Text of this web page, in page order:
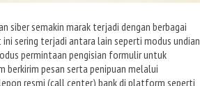
siber semakin marak terjadi dengan berbagai
sering terjadi antara lain seperti modus undian
permintaan pengisian formulir untuk
pesan serta penipuan melalui
resmi (call center) bank di platform seperti